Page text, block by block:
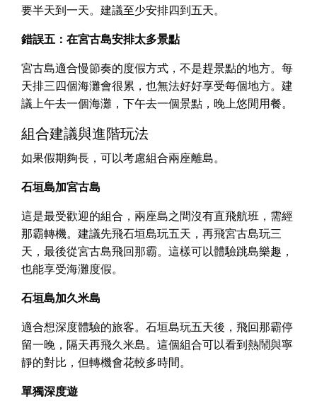
要半天到一天。建議至少安排四到五天。
錯誤五：在宮古島安排太多景點
宮古島適合慢節奏的度假方式，不是趕景點的地方。每
天排三四個海灘會很累，也無法好好享受每個地方。建
議上午去一個海灘，下午去一個景點，晚上悠閒用餐。
組合建議與進階玩法
如果假期夠長，可以考慮組合兩座離島。
石垣島加宮古島
這是最受歡迎的組合，兩座島之間沒有直飛航班，需經
那霸轉機。建議先飛石垣島玩五天，再飛宮古島玩三
天，最後從宮古島飛回那霸。這樣可以體驗跳島樂趣，
也能享受海灘度假。
石垣島加久米島
適合想深度體驗的旅客。石垣島玩五天後，飛回那霸停
留一晚，隔天再飛久米島。這個組合可以看到熱鬧與寧
靜的對比，但轉機會花較多時間。
單獨深度遊